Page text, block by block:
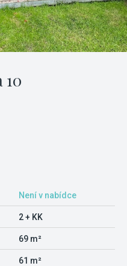
Není v nabídce
2 + KK
69 m²
61 m²